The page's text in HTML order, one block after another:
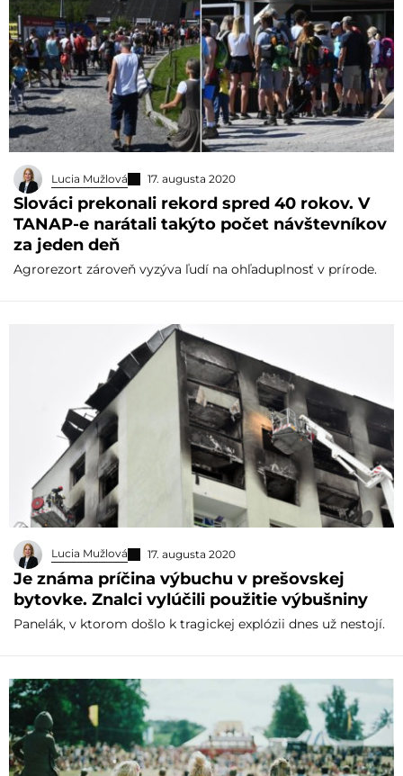
Lucia Mužlová 17. augusta 2020
Slováci prekonali rekord spred 40 rokov. V
TANAP-e narátali takýto počet návštevníkov
za jeden deň
Agrorezort zároveň vyzýva ľudí na ohľaduplnosť v prírode.
Lucia Mužlová 17. augusta 2020
Je známa príčina výbuchu v prešovskej
bytovke. Znalci vylúčili použitie výbušniny
Panelák, v ktorom došlo k tragickej explózii dnes už nestojí.